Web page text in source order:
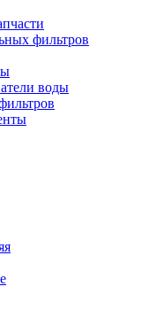
фильтров
воды